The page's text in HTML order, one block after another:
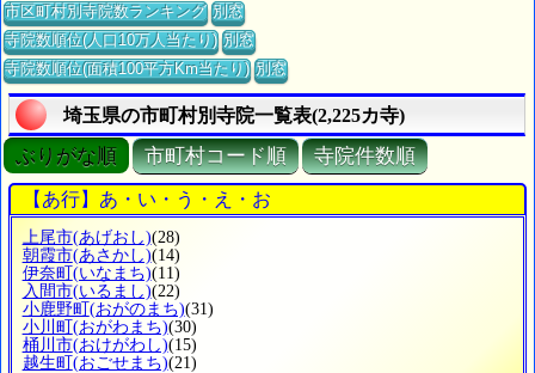
市区町村別寺院数ランキング 別窓
寺院数順位(人口10万人当たり) 別窓
寺院数順位(面積100平方Km当たり) 別窓
埼玉県の市町村別寺院一覧表(2,225カ寺)
ぶりがな順 市町村コード順 寺院件数順
【あ行】あ・い・う・え・お
上尾市(あげおし)(28)
朝霞市(あさかし)(14)
伊奈町 (いなまち)(11)
入間市(いるまし)(22)
小鹿野町 (おがのまち)(31)
小川町 (おがわまち)(30)
桶川市(おけがわし)(15)
越生町 (おごせまち)(21)